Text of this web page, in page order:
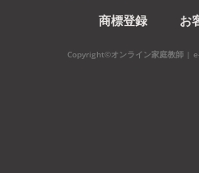
商標登録
お
Copyright©オンライン家庭教師 |